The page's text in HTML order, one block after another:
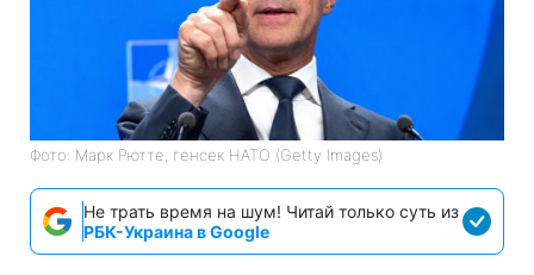
Фото: Марк Рютте, генсек НАТО (Getty Images)
Не трать время на шум! Читай только суть из
РБК-Украина в Google